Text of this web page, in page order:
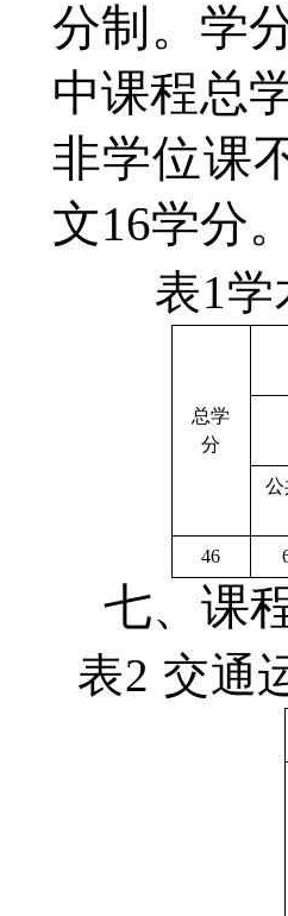
分制。学
中课程总
非学位课
文16学分
表1
总学
分
公
46
七、课
表2 交通